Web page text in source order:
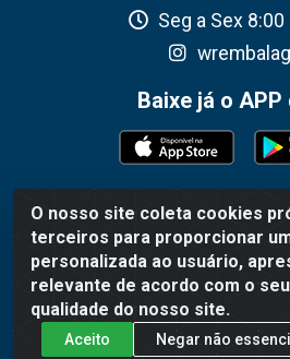
O nosso site coleta cookies
terceiros para proporcionar
personalizada ao usuário,
relevante de acordo com o
qualidade do nosso site.
Aceito Negar não
Seg a Sex
Baixe já o APP
WR Embalagens - R. Cel. Teodoro
Grogotó - Barbacena / MG -
02.692.206/